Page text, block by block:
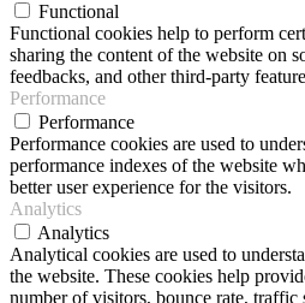
Functional
Functional cookies help to perform
sharing the content of the website on
feedbacks, and other third-party
Performance
Performance
Performance cookies are used to
performance indexes of the website
better user experience for the visitors.
Analytics
Analytics
Analytical cookies are used to
the website. These cookies help
number of visitors, bounce rate, traffic